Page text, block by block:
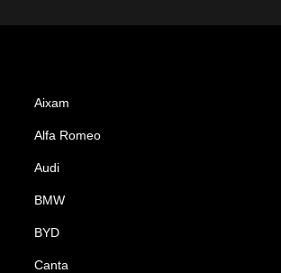
Aixam
Alfa Romeo
Audi
BMW
BYD
Canta